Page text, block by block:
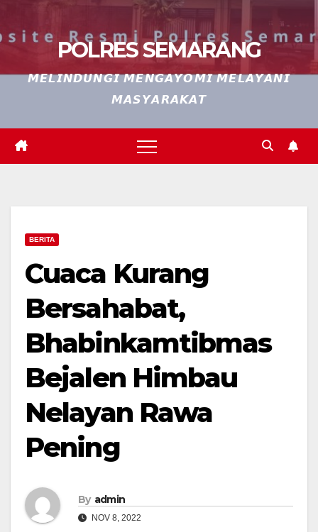
POLRES SEMARANG
𝙈𝙀𝙇𝙄𝙉𝘿𝙐𝙉𝙂𝙄 𝙈𝙀𝙉𝙂𝘼𝙔𝙊𝙈𝙄 𝙈𝙀𝙇𝘼𝙔𝘼𝙉𝙄
𝙈𝘼𝙎𝙔𝘼𝙍𝘼𝙆𝘼𝙏
BERITA
Cuaca Kurang
Bersahabat,
Bhabinkamtibmas
Bejalen Himbau
Nelayan Rawa
Pening
By admin
NOV 8, 2022